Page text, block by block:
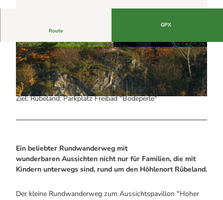
Wanderführer Jörg Kühnhold
Einkaufen
© Carmen Fiedler, Mandy Leonhardt
© Mandy Leonhardt, Tourismusbetrieb der Sta
dt Oberharz am Brocken
© Mandy Leonhardt, Tourismusbetrieb der Sta
dt Oberharz am Brocken
Route
GPX
0:46 h
2,48 km
77 m
77 m
379 m
454 m
75 m
Start: Rübeland: Parkplatz Freibad "Bodeperle"
Ziel: Rübeland: Parkplatz Freibad "Bodeperle"
Ein beliebter Rundwanderweg mit
wunderbaren Aussichten nicht nur für Familien, die mit
Kindern unterwegs sind, rund um den Höhlenort Rübeland.
Der kleine Rundwanderweg zum Aussichtspavillon "Hoher